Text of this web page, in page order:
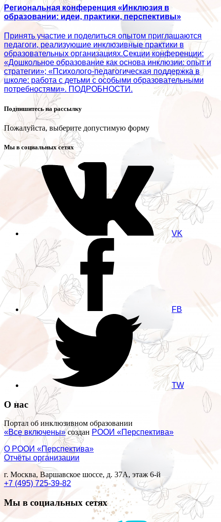
Региональная конференция «Инклюзия в
образовании: идеи, практики, перспективы»
Принять участие и поделиться опытом приглашаются
педагоги, реализующие инклюзивные практики в
образовательных организациях.Секции конференции:
«Дошкольное образование как основа инклюзии: опыт и
стратегии»; «Психолого‑педагогическая поддержка в
школе: работа с детьми с особыми образовательными
потребностями». ПОДРОБНОСТИ.
Подпишитесь на рассылку
Пожалуйста, выберите допустимую форму
Мы в социальных сетях
VK
FB
TW
О нас
Портал об инклюзивном образовании
«Все включены»создан РООИ «Перспектива»
О РООИ «Перспектива»
Отчёты организации
г. Москва, Варшавское шоссе, д. 37А, этаж 6-й
+7 (495) 725-39-82
Мы в социальных сетях